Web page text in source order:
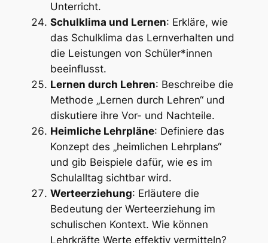
Unterricht.
Schulklima und Lernen: Erkläre, wie
das Schulklima das Lernverhalten und
die Leistungen von Schüler*innen
beeinflusst.
Lernen durch Lehren: Beschreibe die
Methode „Lernen durch Lehren“ und
diskutiere ihre Vor- und Nachteile.
Heimliche Lehrpläne: Definiere das
Konzept des „heimlichen Lehrplans“
und gib Beispiele dafür, wie es im
Schulalltag sichtbar wird.
Werteerziehung: Erläutere die
Bedeutung der Werteerziehung im
schulischen Kontext. Wie können
Lehrkräfte Werte effektiv vermitteln?